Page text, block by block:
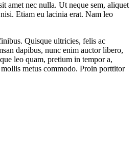
amet nec nulla. Ut neque sem, aliquet
Etiam eu lacinia erat. Nam leo
Quisque ultricies, felis ac
dapibus, nunc enim auctor libero,
leo quam, pretium in tempor a,
metus commodo. Proin porttitor